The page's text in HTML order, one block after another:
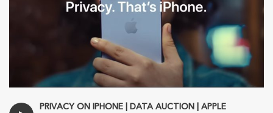
PRIVACY ON IPHONE | DATA AUCTION | APPLE